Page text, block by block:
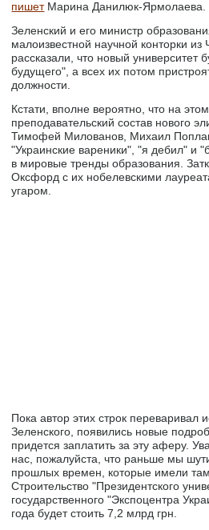
пишетМарина Данилюк-Ярмолаева.
Зеленский и его министр
малоизвестной научной конторки
рассказали, что новый университет
будущего", а всех их потом
должности.
Кстати, вполне вероятно, что на
преподавательский состав нового
Тимофей Милованов, Михаил
"Украинские вареники", "я дебил" и
в мировые тренды образования.
Оксфорд с их нобелевскими
угаром.
Пока автор этих строк переваривал
Зеленского, появились новые
придется заплатить за эту аферу.
нас, пожалуйста, что раньше мы
прошлых времен, которые имели
Строительство "Президентского
государственного "Экспоцентра
года будет стоить 7,2 млрд грн.